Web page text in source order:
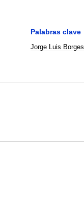
Palabras clave
Jorge Luis Borges